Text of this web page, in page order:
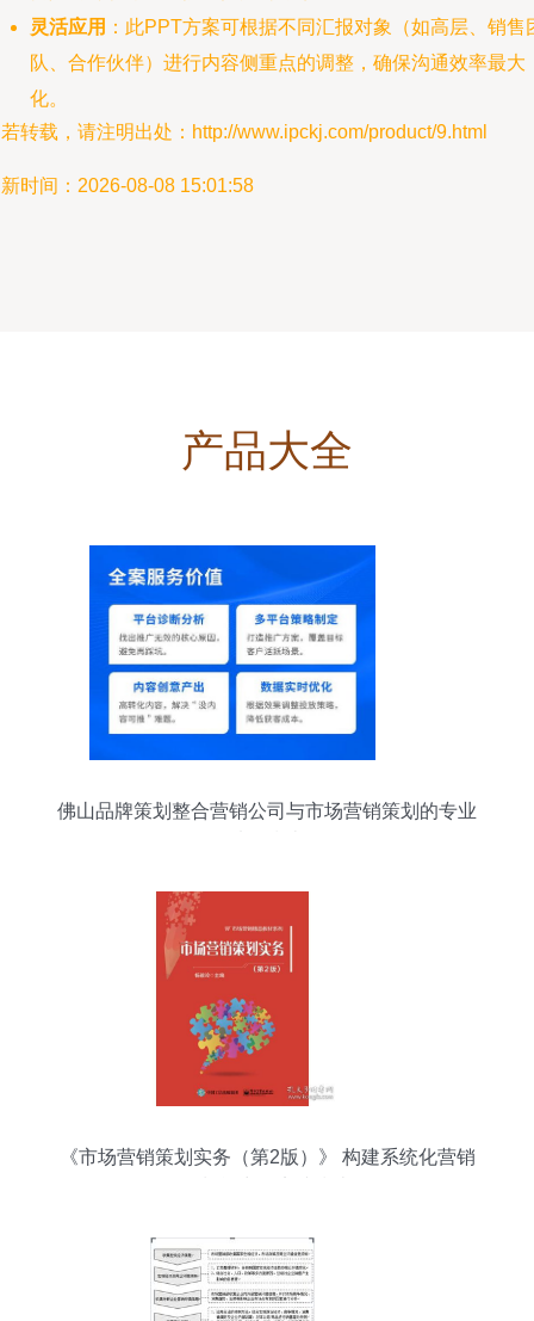
灵活应用 ：此PPT方案可根据不同汇报对象（如高层、销售
队、合作伙伴）进行内容侧重点的调整，确保沟通效率最大
化。
转载，请注明出处：http://www.ipckj.com/product/9.html
时间：2026-08-08 15:01:58
产品大全
佛山品牌策划整合营销公司与市场营销策划的专业
《市场营销策划实务（第2版）》 构建系统化营销